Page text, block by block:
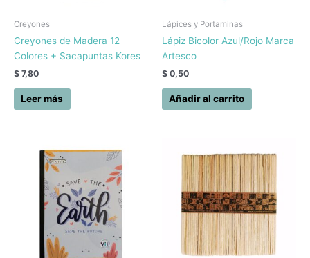
Creyones
Creyones de Madera 12
Colores + Sacapuntas Kores
$ 7,80
Leer más
Lápices y Portaminas
Lápiz Bicolor Azul/Rojo Marca
Artesco
$ 0,50
Añadir al carrito